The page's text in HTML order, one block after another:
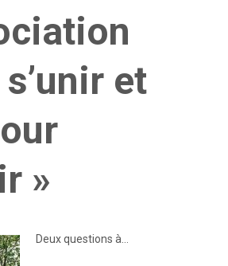
et
»
Deux questions à…